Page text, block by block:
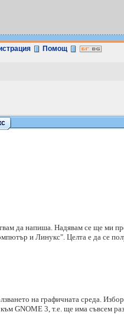
Помощ
да напиша. Надявам се ще ми
и Линукс". Целта е да се
на графичната среда.
GNOME 3, т.е. ще има съвсем